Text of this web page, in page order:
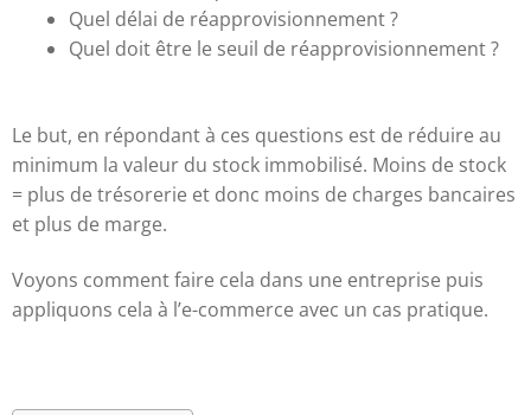
Quel délai de réapprovisionnement ?
Quel doit être le seuil de réapprovisionnement ?
Le but, en répondant à ces questions est de réduire au
minimum la valeur du stock immobilisé. Moins de stock
= plus de trésorerie et donc moins de charges bancaires
et plus de marge.
Voyons comment faire cela dans une entreprise puis
appliquons cela à l’e-commerce avec un cas pratique.